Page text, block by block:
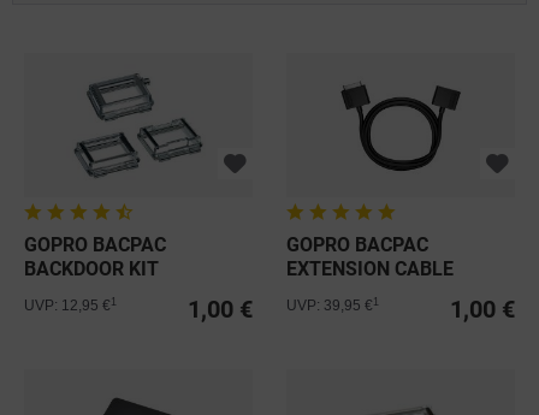
GOPRO BACPAC
BACKDOOR KIT
1,00 €
UVP: 12,95 €
GOPRO BACPAC
EXTENSION CABLE
1,00 €
UVP: 39,95 €